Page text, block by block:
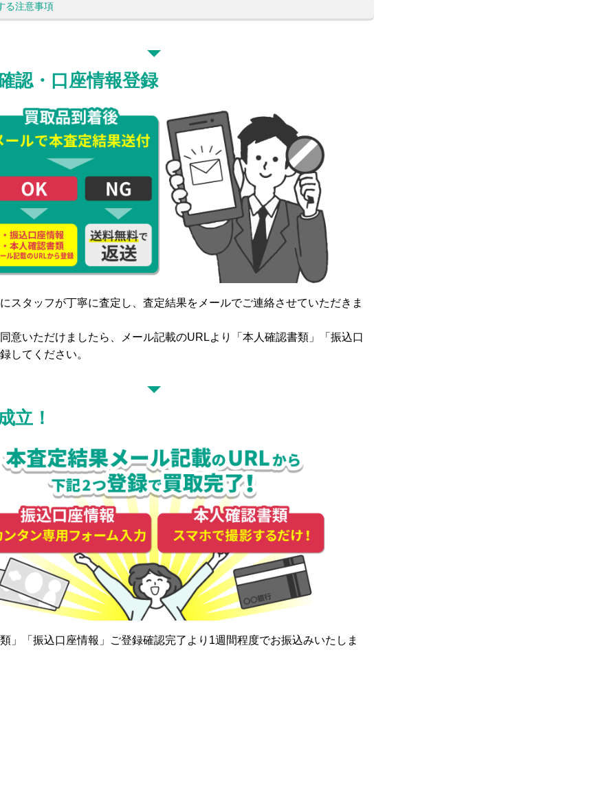
る注意事項
認・口座情報登録
スタッフが丁寧に査定し、査定結果をメールでご連絡させていただきま
意いただけましたら、メール記載のURLより「本人確認書類」「振込口
してください。
立！
」「振込口座情報」ご登録確認完了より1週間程度でお振込みいたしま